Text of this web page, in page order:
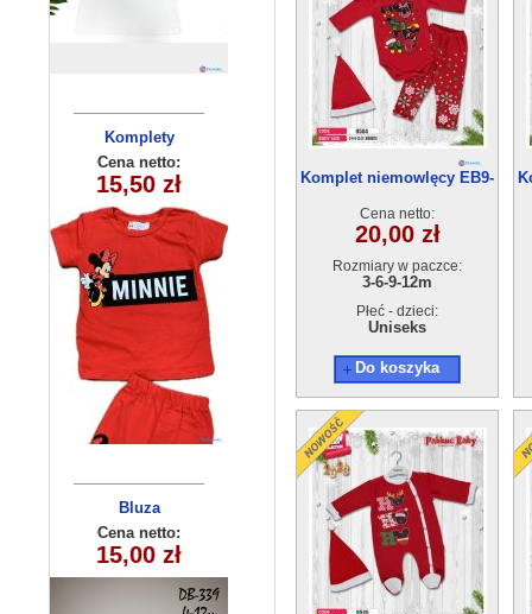
Komplety
dziecięce
(5-8) 4szt
Cena netto:
15,50 zł
Bluza
dziecięca
290525-DB339
(4-12) 10szt
Cena netto:
15,00 zł
Bluza
dziecięca
290525-DB355
(3-8) 10szt
Cena netto:
20,00 zł
Bluzka
dziewczęca
270625-1(6-16)
6szt
Cena netto:
18,00 zł
Komplet niemowlęcy EB9-
Cena netto:
20,00 zł
Rozmiary w paczce:
3-6-9-12m
Płeć - dzieci:
Uniseks
Do koszyka